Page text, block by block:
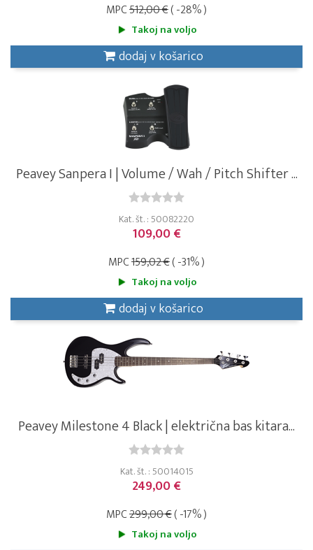
MPC512,00 €( -28% )
Takoj na voljo
dodaj v košarico
Peavey Sanpera I | Volume / Wah / Pitch Shifter ...
Kat. št. : 50082220
109,00 €
MPC159,02 €( -31% )
Takoj na voljo
dodaj v košarico
Peavey Milestone 4 Black | električna bas kitara...
Kat. št. : 50014015
249,00 €
MPC299,00 €( -17% )
Takoj na voljo